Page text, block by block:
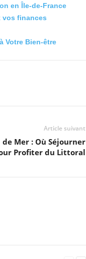
en Île-de-France
vos finances
Votre Bien-être
Article suivant
Mer : Où Séjourner
Profiter du Littoral